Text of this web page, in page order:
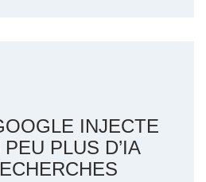
INJECTE
PLUS D’IA